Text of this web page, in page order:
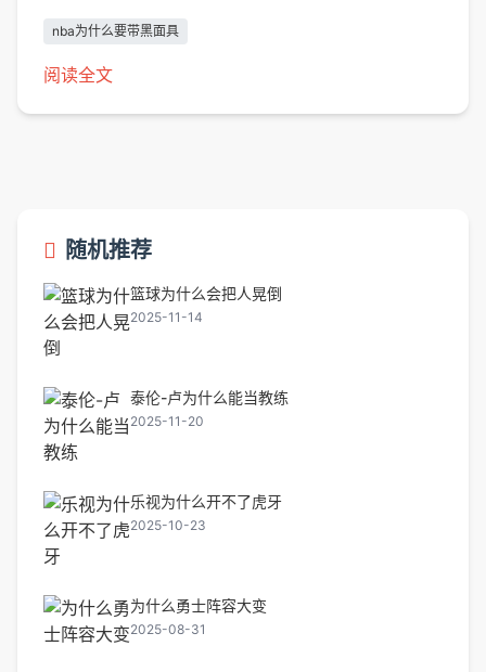
明面具高47%，能有效分散冲击力。克利夫兰诊所运
动医学专家戴维·佩特尔的研究指出，...
nba为什么要带黑面具
阅读全文
随机推荐
篮球为什么会把人晃倒
2025-11-14
泰伦-卢为什么能当教练
2025-11-20
乐视为什么开不了虎牙
2025-10-23
为什么勇士阵容大变
2025-08-31